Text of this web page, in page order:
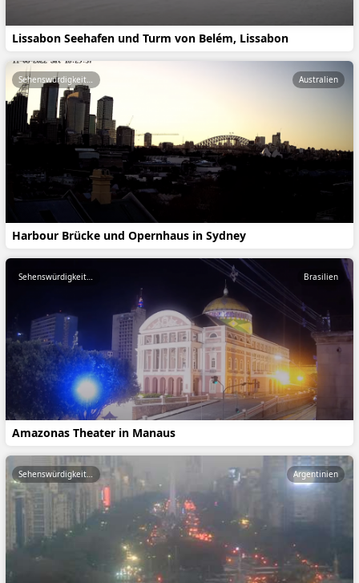
Lissabon Seehafen und Turm von Belém, Lissabon
Harbour Brücke und Opernhaus in Sydney
Sehenswürdigkeiten Australien
Amazonas Theater in Manaus
Sehenswürdigkeiten Brasilien
Argentinien